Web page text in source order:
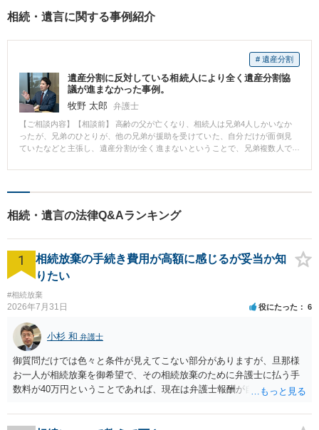
相続・遺言に関する事例紹介
# 遺産分割
遺産分割に反対している相続人により全く遺産分割協
議が進まなかった事例。
牧野 太郎
弁護士
【ご相談内容】【相談前】 高齢の父が亡くなり、相続人は兄弟4人しかいなか
ったが、兄弟のひとりが、他の兄弟が援助を受けていた、自分だけが面倒見
ていたなどと主張し、遺産分割が全く進まないということで、兄弟複数人で
に相続財産を分けたい（法定相続分通りに分割したい）と希望していた事案
そこから話は進み、約6ヶ月間の交渉の末、皆が納得できる形で遺産分割協議
がまとまりました。 【先生のコメント】 相続問題は、親族と争うため精神的
相続・遺言の法律Q&Aランキング
1
相続放棄の手続き費用が高額に感じるが妥当か知
りたい
#相続放棄
2026年7月31日 役にたった 6
小杉 和 弁護士
御質問だけでは色々と条件が見えてこない部分がありますが、旦那様
お一人が相続放棄を御希望で、その相続放棄のために弁護士に払う手
数料が40万円ということであれば、現在は弁護士報酬が自由化されて
です。 ただ、弁護士に払う手数料とは別に戸籍の用意に一定の実費が